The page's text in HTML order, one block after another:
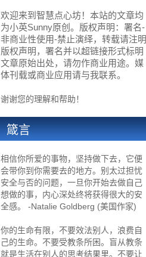
欢迎来到智慧点心坊！本站的文章均
为小英Sunny原创。版权声明：署名-
非商业性使用-禁止演绎，转载请注明
版权声明，署名并以超链接形式标明
文章原始出处，请勿作商业用途。媒
体刊载或商业应用请与我联系。
谢谢您的理解和帮助！
箴言
相信你所爱的事物，坚持做下去，它便
会带你到你需要去的地方。别太过担忧
安全与否的问题，一旦你开始去做自己
想做的事，内心深处终将获得很大的安
全感。 -Natalie Goldberg (美国作家)
你的生命有限，不要效法别人，浪费自
己的生命。不要受教条所困。盲从教条
就是生活在别人的思考结果里。不要让